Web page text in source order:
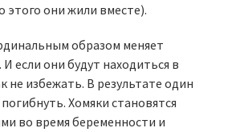
этого они жили вместе).
образом меняет
если они будут находиться в
не избежать. В результате один
Хомяки становятся
во время беременности и